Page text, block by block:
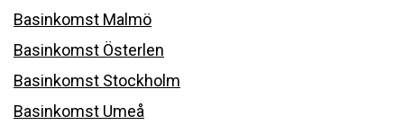
Basinkomst Malmö
Basinkomst Österlen
Basinkomst Stockholm
Basinkomst Umeå